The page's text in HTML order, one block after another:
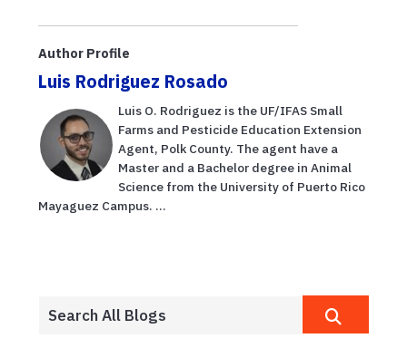
Author Profile
Luis Rodriguez Rosado
Luis O. Rodriguez is the UF/IFAS Small
Farms and Pesticide Education Extension
Agent, Polk County. The agent have a
Master and a Bachelor degree in Animal
Science from the University of Puerto Rico
Mayaguez Campus. ...